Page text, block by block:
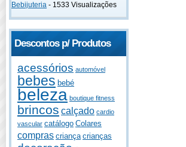
Bebijuteria - 1533 Visualizações
Descontos p/ Produtos
acessórios automóvel
bebes bebé
beleza boutique fitness
brincos calçado cardio
vascular catálogo Colares
compras criança crianças